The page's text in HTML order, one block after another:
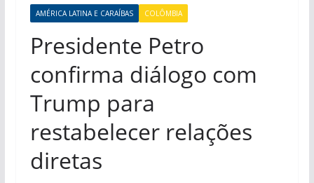
AMÉRICA LATINA E CARAÍBAS COLÔMBIA
Presidente Petro
confirma diálogo com
Trump para
restabelecer relações
diretas